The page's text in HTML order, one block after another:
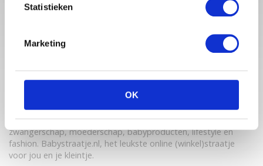
Statistieken
Marketing
OK
Babystraatje.nl is een uniek platform voor aanstaande en
jonge moeders. Een online ontmoetingsplek vol
inspirerende blogs en handige artikelen op het gebied van
zwangerschap, moederschap, babyproducten, lifestyle en
fashion. Babystraatje.nl, het leukste online (winkel)straatje
voor jou en je kleintje.